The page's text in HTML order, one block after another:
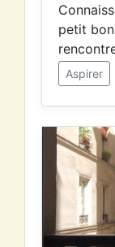
petit
Aspirer